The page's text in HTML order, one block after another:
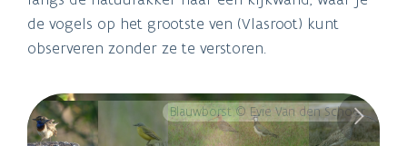
de vogels op het grootste ven (Vlasroot) kunt
observeren zonder ze te verstoren.
Blauwborst © Evie Van den Schoor